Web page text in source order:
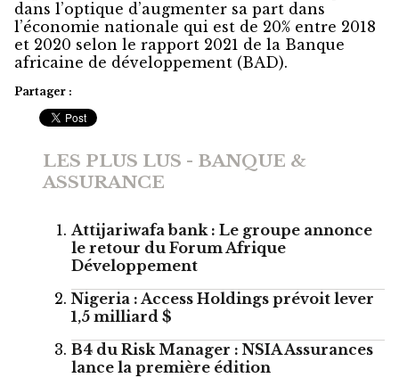
dans l’optique d’augmenter sa part dans
l’économie nationale qui est de 20% entre 2018
et 2020 selon le rapport 2021 de la Banque
africaine de développement (BAD).
Partager :
LES PLUS LUS - BANQUE &
ASSURANCE
Attijariwafa bank : Le groupe annonce
le retour du Forum Afrique
Développement
Nigeria : Access Holdings prévoit lever
1,5 milliard $
B4 du Risk Manager : NSIA Assurances
lance la première édition